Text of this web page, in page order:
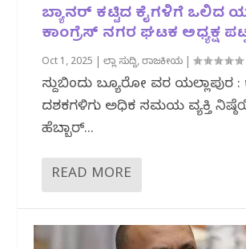
ಬ್ಯಾನರ್ ಕಟ್ಟಿದ ಕೈಗಳಿಗೆ ಒಲಿದ
ಕಾಂಗ್ರೆಸ್ ನಗರ ಘಟಕ ಅಧ್ಯಕ್ಷ
Oct 1, 2025 |ಜಿಲ್ಲಾ ಸುದ್ದಿ,ರಾಜಕೀಯ |
ಸುದ್ದಿಬಿಂದು ಬ್ಯೂರೋ ವರದಿ ಯಲ್ಲಾಪುರ
ದಶಕಗಳಿಗು ಅಧಿಕ ಸಮಯ ವ್ಯಕ್ತಿ
ಹೆಬ್ಬಾರ್...
READ MORE